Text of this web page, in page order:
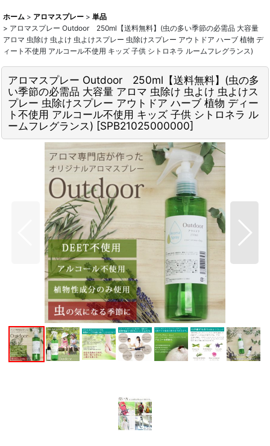
ホーム > アロマスプレー > 単品
> アロマスプレー Outdoor 250ml【送料無料】(虫の多い季節の必需品 大容量
アロマ 虫除け 虫よけ 虫よけスプレー 虫除けスプレー アウトドア ハーブ 植物 デ
ィート不使用 アルコール不使用 キッズ 子供 シトロネラ ルームフレグランス)
アロマスプレー Outdoor 250ml【送料無料】(虫の多
い季節の必需品 大容量 アロマ 虫除け 虫よけ 虫よけス
プレー 虫除けスプレー アウトドア ハーブ 植物 ディー
ト不使用 アルコール不使用 キッズ 子供 シトロネラ ル
ームフレグランス) [SPB21025000000]